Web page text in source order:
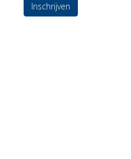
Inschrijven